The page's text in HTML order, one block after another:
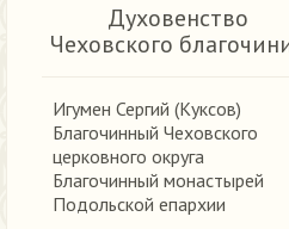
Духовенство
Чеховского
Игумен Сергий (Куксов)
Благочинный Чеховского
церковного округа
Благочинный монастырей
Подольской епархии